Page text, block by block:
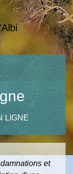
LIGNE
et